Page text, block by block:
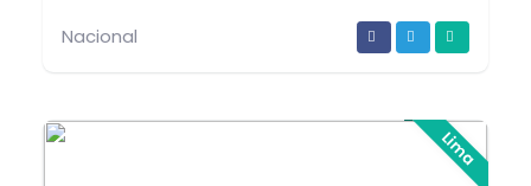
Nacional
Lima